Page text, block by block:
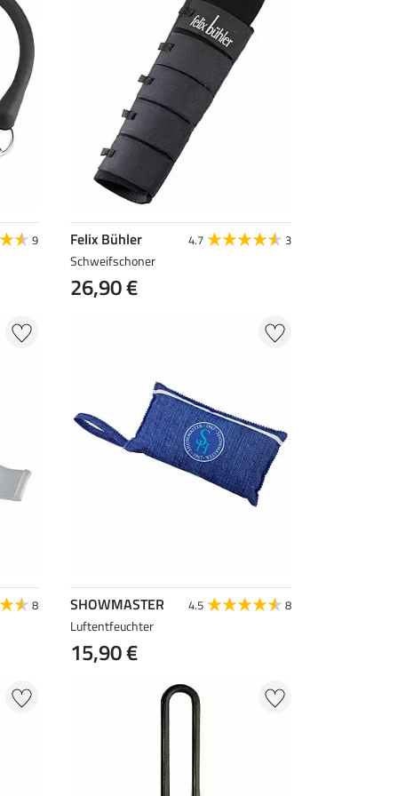
9 Felix Bühler 4.7 3
Schweifschoner
26,90 €
8 SHOWMASTER 4.5 8
Luftentfeuchter
15,90 €